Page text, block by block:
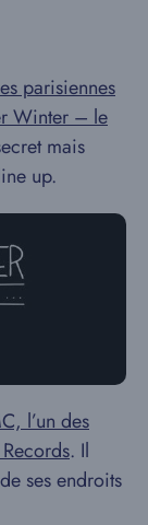
parisiennes
Winter – le
mais
up.
l’un des
. Il
ses endroits